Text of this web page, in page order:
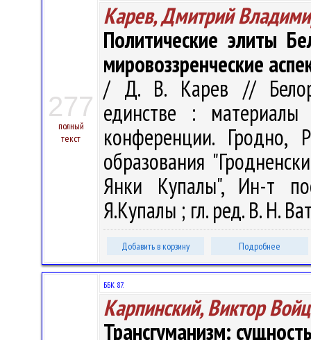
277
полный
текст
Карев, Дмитрий
Политические элиты
мировоззренческие
/ Д. В. Карев //
единстве : материалы
конференции.
образования
Янки Купалы", Ин-т
Я.Купалы ; гл. ред. В. Н.
Добавить в корзину Подробнее
ББК 87.
Карпинский, Виктор
Трансгуманизм: